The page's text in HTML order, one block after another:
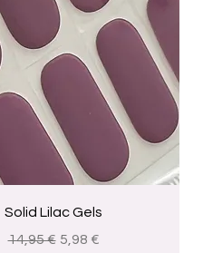
Visualização rápida
Solid Lilac Gels
Preço normal
14,95 € Preço promocional
5,98 €